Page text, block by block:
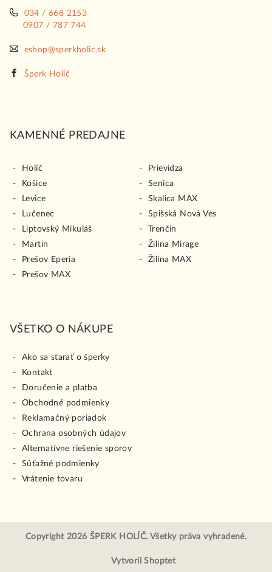
034 / 668 2153
0907 / 787 744
eshop@sperkholic.sk
Šperk Holíč
KAMENNÉ PREDAJNE
Holíč
Košice
Levice
Lučenec
Liptovský Mikuláš
Martin
Prešov Eperia
Prešov MAX
Prievidza
Senica
Skalica MAX
Spišská Nová Ves
Trenčín
Žilina Mirage
Žilina MAX
VŠETKO O NÁKUPE
Ako sa starať o šperky
Kontakt
Doručenie a platba
Obchodné podmienky
Reklamačný poriadok
Ochrana osobných údajov
Alternatívne riešenie sporov
Súťažné podmienky
Vrátenie tovaru
Copyright 2026 ŠPERK HOLÍČ. Všetky práva vyhradené.
Vytvoril Shoptet